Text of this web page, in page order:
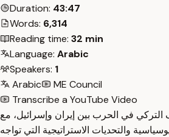
Duration: 43:47
Words: 6,314
Reading time: 32 min
Language: Arabic
Speakers: 1
Arabic
ME Council
Transcribe a YouTube Video
في الحرب بين إيران وإسرائيل، مع
والتحديات الاستراتيجية التي تواجه